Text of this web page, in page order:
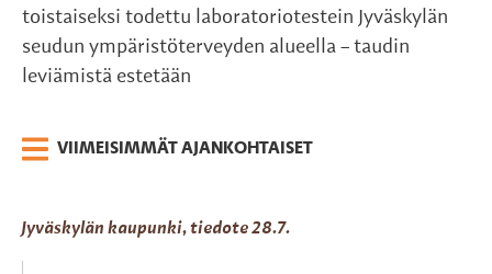
toistaiseksi todettu laboratoriotestein Jyväskylän
seudun ympäristöterveyden alueella – taudin
leviämistä estetään
VIIMEISIMMÄT AJANKOHTAISET
Jyväskylän kaupunki, tiedote28.7.